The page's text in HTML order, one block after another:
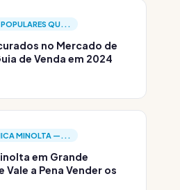
QU...
no Mercado de
de Venda em 2024
MINOLTA —...
em Grande
a Pena Vender os